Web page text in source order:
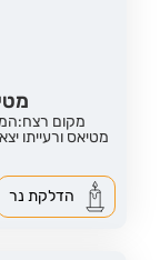
מקום
הדלקת נר